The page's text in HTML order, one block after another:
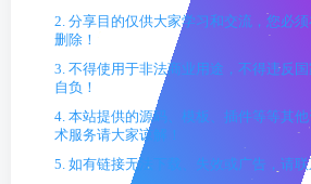
2. 分享目的仅供大家学习和交流，您必
删除！
3. 不得使用于非法商业用途，不得违反
自负！
4. 本站提供的源码、模板、插件等等其
术服务请大家谅解！
5. 如有链接无法下载、失效或广告，请联